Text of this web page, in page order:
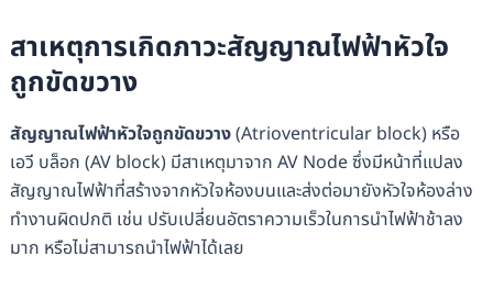
สาเหตุการเกิดภาวะสัญญาณไฟฟ้าหัวใจ
ถูกขัดขวาง
สัญญาณไฟฟ้าหัวใจถูกขัดขวาง(Atrioventricular block) หรือ
เอวี บล็อก (AV block) มีสาเหตุมาจาก AV Node ซึ่งมีหน้าที่แปลง
สัญญาณไฟฟ้าที่สร้างจากหัวใจห้องบนและส่งต่อมายังหัวใจห้องล่าง
ทำงานผิดปกติ เช่น ปรับเปลี่ยนอัตราความเร็วในการนำไฟฟ้าช้าลง
มาก หรือไม่สามารถนำไฟฟ้าได้เลย